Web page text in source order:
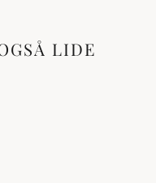
LIDE